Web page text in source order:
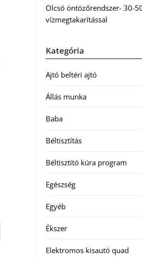
Olcsó öntözőrendszer- 30-
vízmegtakarítással
Kategória
Ajtó beltéri ajtó
Állás munka
Baba
Béltisztítás
Béltisztító kúra program
Egészség
Egyéb
Ékszer
Elektromos kisautó quad